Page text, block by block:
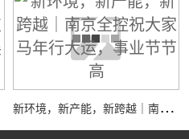
新
环境，新产能，新跨越｜南京全控祝大家马年行大运，事业节节高